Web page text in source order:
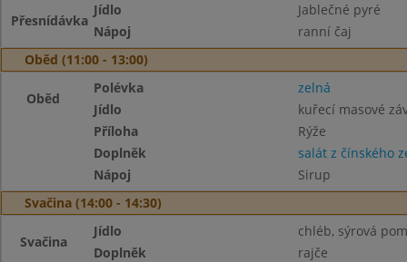
Přesnídávka
Jídlo
Jablečné pyré
Nápoj
ranní čaj
Oběd (11:00 - 13:00)
Oběd
Polévka
zelná
Jídlo
kuřecí masové
Příloha
Rýže
Doplněk
salát z čínského
Nápoj
Sirup
Svačina (14:00 - 14:30)
Svačina
Jídlo
chléb, sýrová
Doplněk
rajče